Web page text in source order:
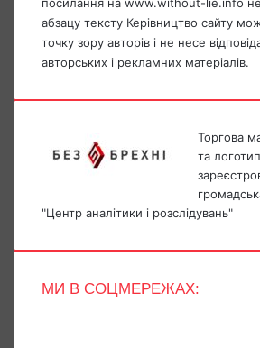
абзацу тексту Керівництво сайту
точку зору авторів і не несе
авторських і рекламних матеріалів.
Торгова
та
"Центр аналітики і розслідувань"
МИ В СОЦМЕРЕЖАХ: